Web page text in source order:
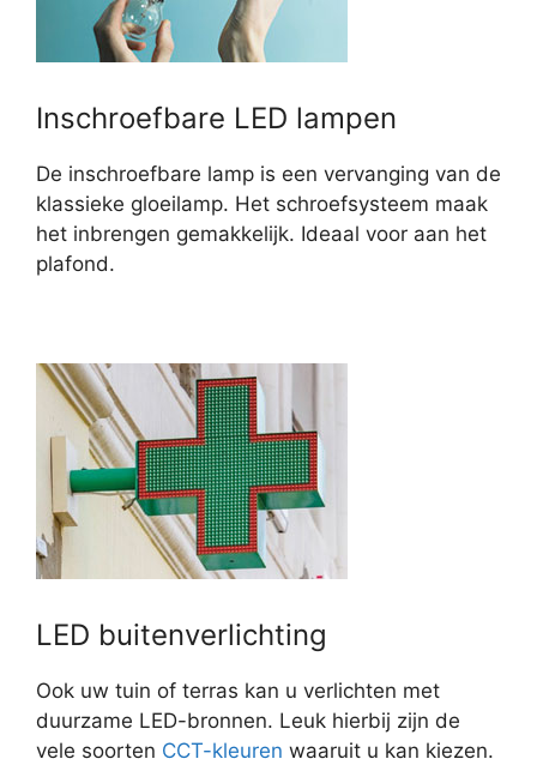
Inschroefbare LED lampen
De inschroefbare lamp is een vervanging van de
klassieke gloeilamp. Het schroefsysteem maak
het inbrengen gemakkelijk. Ideaal voor aan het
plafond.
LED buitenverlichting
Ook uw tuin of terras kan u verlichten met
duurzame LED-bronnen. Leuk hierbij zijn de
vele soorten CCT-kleuren waaruit u kan kiezen.